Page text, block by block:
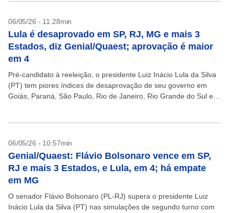
06/05/26 - 11:28min
Lula é desaprovado em SP, RJ, MG e mais 3
Estados, diz Genial/Quaest; aprovação é maior
em 4
Pré-candidato à reeleição, o presidente Luiz Inácio Lula da Silva
(PT) tem piores índices de desaprovação de seu governo em
Goiás, Paraná, São Paulo, Rio de Janeiro, Rio Grande do Sul e
06/05/26 - 10:57min
Genial/Quaest: Flávio Bolsonaro vence em SP,
RJ e mais 3 Estados, e Lula, em 4; há empate
em MG
O senador Flávio Bolsonaro (PL-RJ) supera o presidente Luiz
Inácio Lula da Silva (PT) nas simulações de segundo turno com